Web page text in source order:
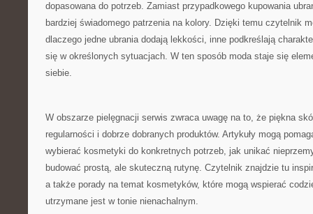
dopasowana do potrzeb. Zamiast przypadkowego kupowania
bardziej świadomego patrzenia na kolory. Dzięki temu czytelnik
dlaczego jedne ubrania dodają lekkości, inne podkreślają
się w określonych sytuacjach. W ten sposób moda staje się
siebie.
W obszarze pielęgnacji serwis zwraca uwagę na to, że piękna
regularności i dobrze dobranych produktów. Artykuły mogą
wybierać kosmetyki do konkretnych potrzeb, jak unikać
budować prostą, ale skuteczną rutynę. Czytelnik znajdzie tu
a także porady na temat kosmetyków, które mogą wspierać
utrzymane jest w tonie nienachalnym.